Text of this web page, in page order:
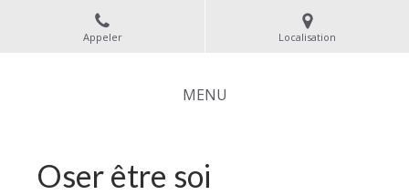
Appeler Localisation
MENU
Oser être soi